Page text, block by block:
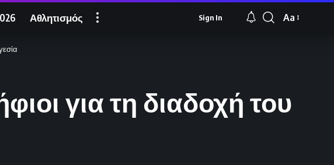
Αθλητισμός Sign In
Font
Aa
για τη διαδοχή του